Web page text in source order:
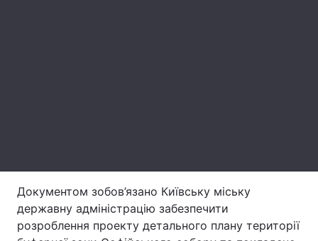
Документом зобов’язано Київську міську
державну адміністрацію забезпечити
розроблення проекту детального плану території